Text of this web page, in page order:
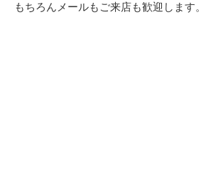
もちろんメールもご来店も歓迎します。